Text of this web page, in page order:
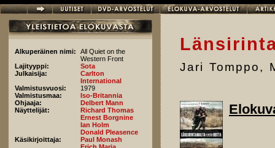
Alkuperäinen nimi:
All Quiet on the
Western Front
Lajityyppi:
Sota
Julkaisija:
Carlton
International
Valmistusvuosi:
1979
Valmistusmaa:
Iso-Britannia
Ohjaaja:
Delbert Mann
Näyttelijät:
Richard Thomas
Ernest Borgnine
Ian Holm
Donald Pleasence
Käsikirjoittaja:
Paul Monash
Jari Tomppo,